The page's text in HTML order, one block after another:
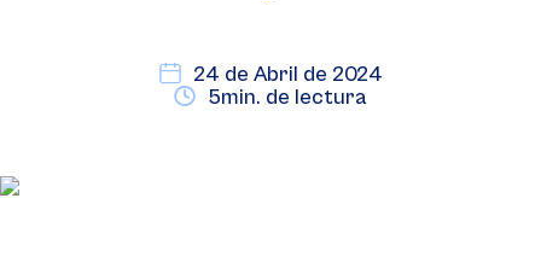
24 de Abril de 2024
5min. de lectura